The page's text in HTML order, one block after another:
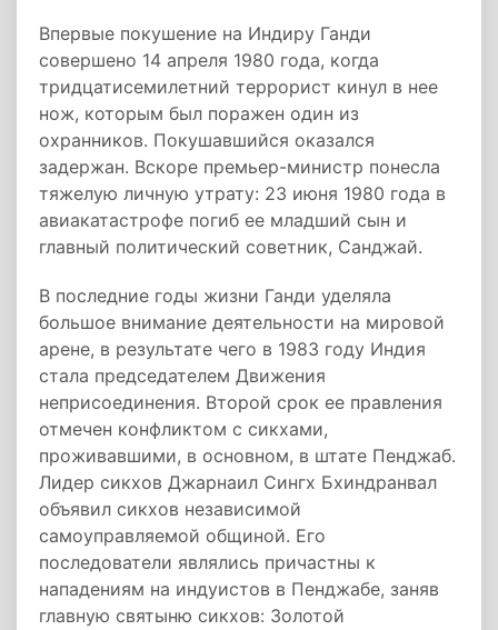
Впервые покушение на Индиру Ганди
совершено 14 апреля 1980 года, когда
тридцатисемилетний террорист кинул в нее
нож, которым был поражен один из
охранников. Покушавшийся оказался
задержан. Вскоре премьер-министр понесла
тяжелую личную утрату: 23 июня 1980 года в
авиакатастрофе погиб ее младший сын и
главный политический советник, Санджай.
В последние годы жизни Ганди уделяла
большое внимание деятельности на мировой
арене, в результате чего в 1983 году Индия
стала председателем Движения
неприсоединения. Второй срок ее правления
отмечен конфликтом с сикхами,
проживавшими, в основном, в штате Пенджаб.
Лидер сикхов Джарнаил Сингх Бхиндранвал
объявил сикхов независимой
самоуправляемой общиной. Его
последователи являлись причастны к
нападениям на индуистов в Пенджабе, заняв
главную святыню сикхов: Золотой